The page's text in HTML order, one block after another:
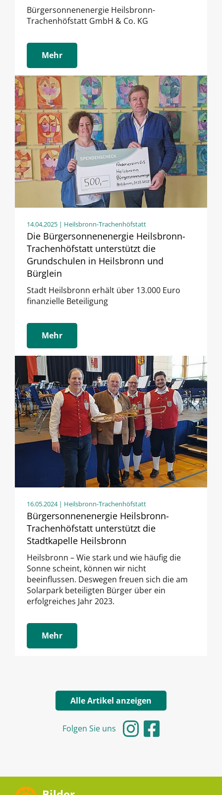
Bürgersonnenenergie Heilsbronn-
Trachenhöfstatt GmbH & Co. KG
Mehr
14.04.2025 | Heilsbronn-Trachenhöfstatt
Die Bürgersonnenenergie Heilsbronn-
Trachenhöfstatt unterstützt die
Grundschulen in Heilsbronn und
Bürglein
Stadt Heilsbronn erhält über 13.000 Euro
finanzielle Beteiligung
Mehr
16.05.2024 | Heilsbronn-Trachenhöfstatt
Bürgersonnenenergie Heilsbronn-
Trachenhöfstatt unterstützt die
Stadtkapelle Heilsbronn
Heilsbronn – Wie stark und wie häufig die
Sonne scheint, können wir nicht
beeinflussen. Deswegen freuen sich die am
Solarpark beteiligten Bürger über ein
erfolgreiches Jahr 2023.
Mehr
Alle Artikel anzeigen
Folgen Sie uns